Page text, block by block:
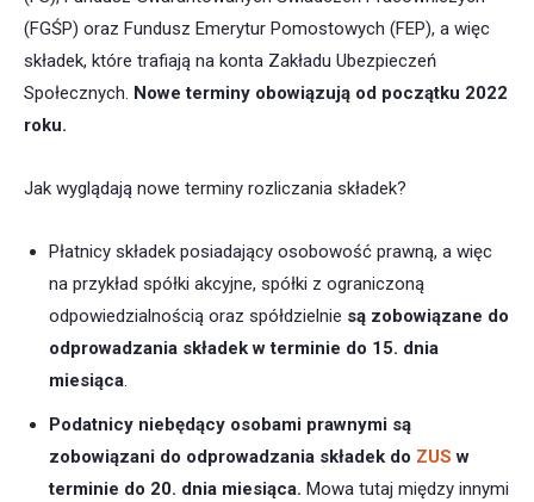
(FGŚP) oraz Fundusz Emerytur Pomostowych (FEP), a więc
składek, które trafiają na konta Zakładu Ubezpieczeń
Społecznych. Nowe terminy obowiązują od początku 2022
roku.
Jak wyglądają nowe terminy rozliczania składek?
Płatnicy składek posiadający osobowość prawną, a więc
na przykład spółki akcyjne, spółki z ograniczoną
odpowiedzialnością oraz spółdzielnie są zobowiązane do
odprowadzania składek w terminie do 15. dnia
miesiąca.
Podatnicy niebędący osobami prawnymi są
zobowiązani do odprowadzania składek do ZUS w
terminie do 20. dnia miesiąca. Mowa tutaj między innymi